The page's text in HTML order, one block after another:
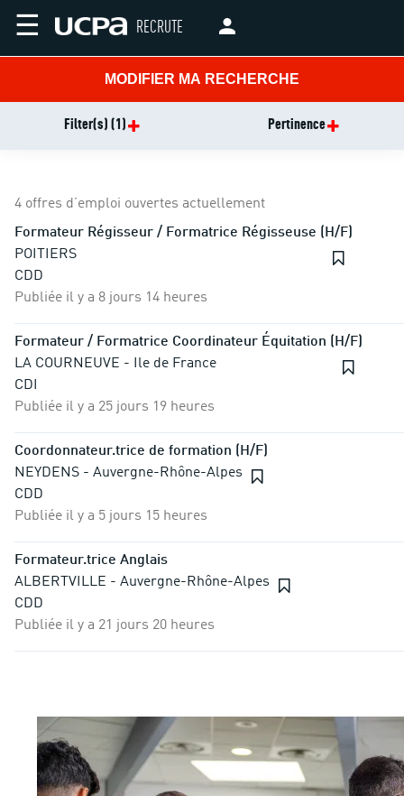
☰ RECRUTE
MODIFIER MA RECHERCHE
Filter(s) (1) Pertinence
4 offres d’emploi ouvertes actuellement
Formateur Régisseur / Formatrice Régisseuse (H/F)
POITIERS
CDD
Publiée il y a 8 jours 14 heures
Formateur / Formatrice Coordinateur Équitation (H/F)
LA COURNEUVE - Ile de France
CDI
Publiée il y a 25 jours 19 heures
Coordonnateur.trice de formation (H/F)
NEYDENS - Auvergne-Rhône-Alpes
CDD
Publiée il y a 5 jours 15 heures
Formateur.trice Anglais
ALBERTVILLE - Auvergne-Rhône-Alpes
CDD
Publiée il y a 21 jours 20 heures